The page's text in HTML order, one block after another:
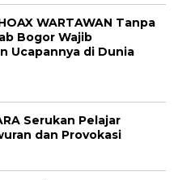
WARTAWAN Tanpa
Bogor Wajib
Ucapannya di Dunia
Serukan Pelajar
dan Provokasi